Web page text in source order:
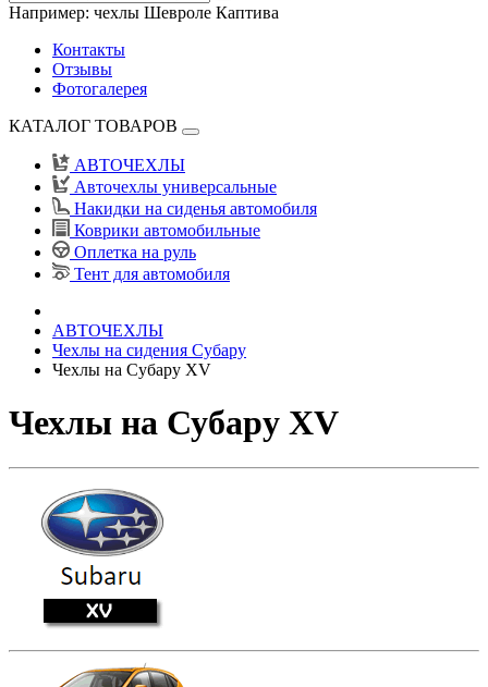
Например: чехлы Шевроле Каптива
Контакты
Отзывы
Фотогалерея
КАТАЛОГ ТОВАРОВ
АВТОЧЕХЛЫ
Авточехлы универсальные
Накидки на сиденья автомобиля
Коврики автомобильные
Оплетка на руль
Тент для автомобиля
АВТОЧЕХЛЫ
Чехлы на сидения Субару
Чехлы на Субару XV
Чехлы на Субару XV